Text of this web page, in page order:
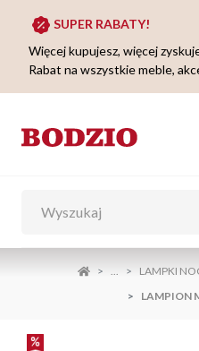
SUPER RABATY!
Więcej kupujesz, więcej
Rabat na wszystkie meble,
...
LAMPKI
LAMPION